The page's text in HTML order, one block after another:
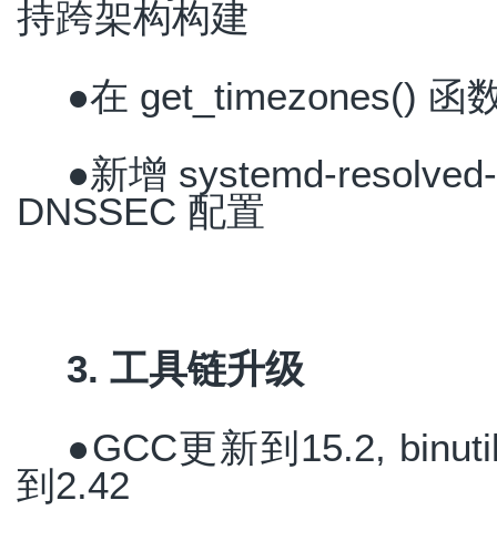
持跨架构构建
●在 get_timezones() 函
●新增 systemd-
DNSSEC 配置
3. 工具链升级
●GCC更新到15.2,
到2.42